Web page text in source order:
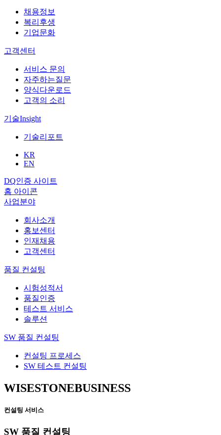
채용정보
복리후생
기업문화
고객센터
서비스 문의
자주하는질문
양식다운로드
고객의 소리
기술Insight
기술리포트
KR
EN
DQ인증 사이트
홈 아이콘
사업분야
회사소개
홍보센터
인재채용
고객센터
품질 컨설팅
시험성적서
품질인증
테스트 서비스
솔루션
SW 품질 컨설팅
컨설팅 프로세스
SW 테스트 컨설팅
WISESTONEBUSINESS
컨설팅 서비스
SW 품질 컨설팅